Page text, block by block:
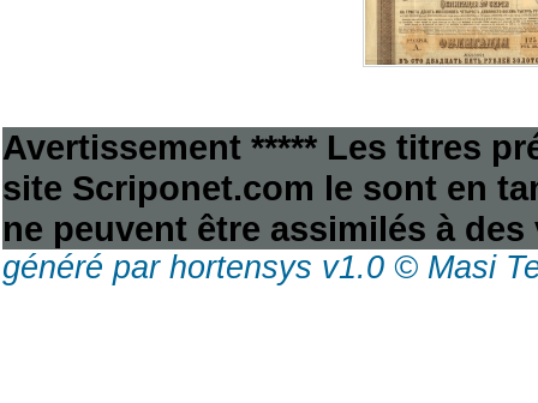
Avertissement ***** Les titres
site Scriponet.com le sont en
ne peuvent être assimilés à
généré par hortensys v1.0 © Masi